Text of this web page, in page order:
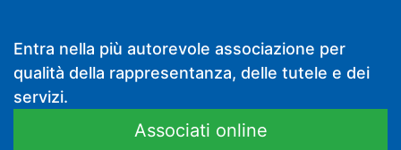
Entra nella più autorevole associazione per
qualità della rappresentanza, delle tutele e dei
servizi.
Associati online